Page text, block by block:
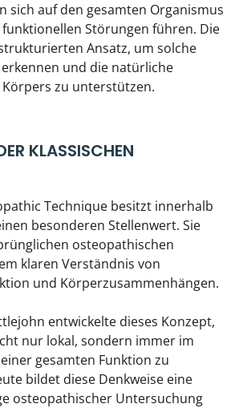
sich auf den gesamten Organismus
Störungen führen. Die
Ansatz, um solche
und die natürliche
Körpers zu unterstützen.
KLASSISCHEN
Technique besitzt innerhalb
besonderen Stellenwert. Sie
osteopathischen
klaren Verständnis von
und Körperzusammenhängen.
entwickelte dieses Konzept,
nur lokal, sondern immer im
gesamten Funktion zu
bildet diese Denkweise eine
osteopathischer Untersuchung